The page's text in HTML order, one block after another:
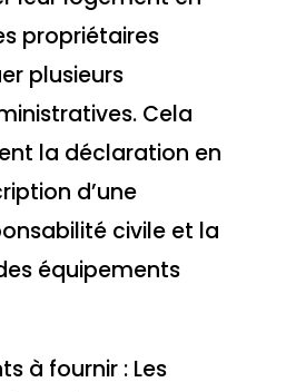
propriétaires
plusieurs
Cela
la déclaration en
d’une
civile et la
équipements
à fournir : Les